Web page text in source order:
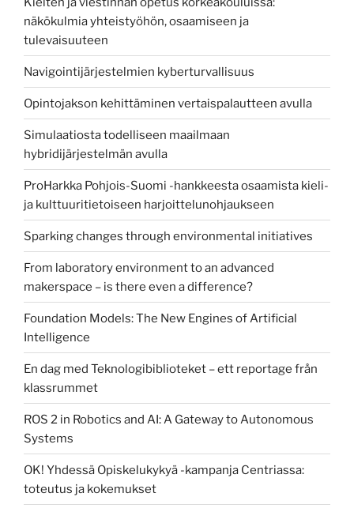
näkökulmia yhteistyöhön, osaamiseen ja
tulevaisuuteen
Navigointijärjestelmien kyberturvallisuus
Opintojakson kehittäminen vertaispalautteen avulla
Simulaatiosta todelliseen maailmaan
hybridijärjestelmän avulla
ProHarkka Pohjois-Suomi -hankkeesta osaamista kieli-
ja kulttuuritietoiseen harjoittelunohjaukseen
Sparking changes through environmental initiatives
From laboratory environment to an advanced
makerspace – is there even a difference?
Foundation Models: The New Engines of Artificial
Intelligence
En dag med Teknologibiblioteket – ett reportage från
klassrummet
ROS 2 in Robotics and AI: A Gateway to Autonomous
Systems
OK! Yhdessä Opiskelukykyä -kampanja Centriassa:
toteutus ja kokemukset